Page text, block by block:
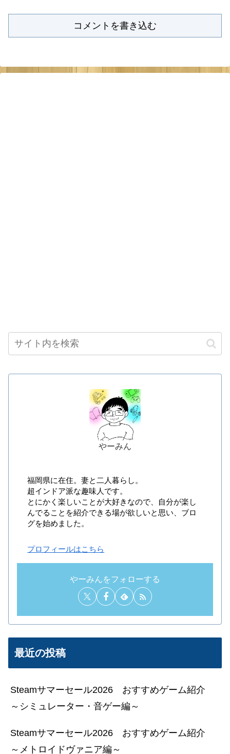
最も宣言した枚数が少ないプレイヤー、および0
枚のプレイヤーは撃破トークンを得られませ
コメントを書き込む
やーみん
福岡県に在住。妻と二人暮らし。
超インドア派な趣味人です。
とにかく楽しいことが大好きなので、自分が楽し
んでることを紹介できる場が欲しいと思い、ブロ
グを始めました。
プロフィールはこちら
やーみんをフォローする
最近の投稿
Steamサマーセール2026 おすすめゲーム紹介
～シミュレーター・音ゲー編～
Steamサマーセール2026 おすすめゲーム紹介
～メトロイドヴァニア編～